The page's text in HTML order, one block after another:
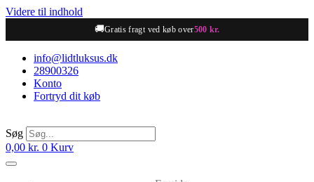
Videre til indhold
🚚Gratis fragt ved køb over500 kr.
info@lidtluksus.dk
28900326
Konto
Fortryd dit køb
Søg
0,00 kr. 0 Kurv